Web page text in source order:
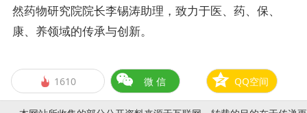
然药物研究院院长李锡涛助理，致力于医、药、保、
康、养领域的传承与创新。
 1610 微 信 QQ空间